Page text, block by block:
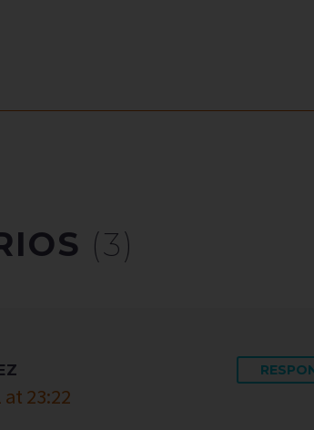
(3)
23:22